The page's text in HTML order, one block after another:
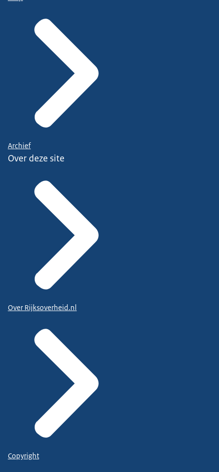
Archief
Over deze site
Over Rijksoverheid.nl
Copyright